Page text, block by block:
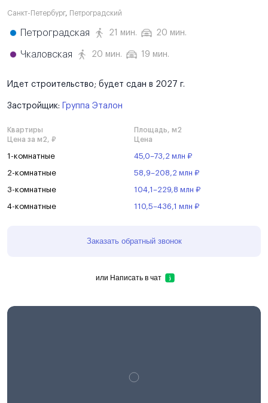
Санкт-Петербург, Петроградский
Петроградская 21 мин. 20 мин.
Чкаловская 20 мин. 19 мин.
Идет строительство; будет сдан в 2027 г.
Застройщик: Группа Эталон
Квартиры
Площадь, м2
Цена за м2, ₽
Цена
1-комнатные 45,0–73,2 млн ₽
2-комнатные 58,9–208,2 млн ₽
3-комнатные 104,1–229,8 млн ₽
4-комнатные 110,5–436,1 млн ₽
Заказать обратный звонок
или Написать в чат